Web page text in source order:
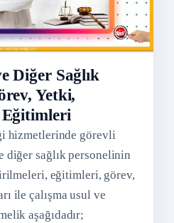
Diğer Sağlık
Yetki,
hizmetlerinde görevli
sağlık personelinin
eğitimleri, görev,
ile çalışma usul ve
aşağıdadır;